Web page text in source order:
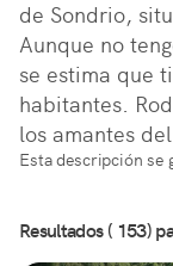
de Sondrio,
Aunque no
se estima que
habitantes.
los amantes
Esta descripción se
Resultados ( 153)